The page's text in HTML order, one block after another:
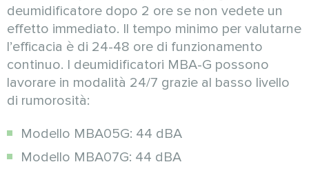
deumidificatore dopo 2 ore se non vedete un
effetto immediato. Il tempo minimo per valutarne
l’efficacia è di 24-48 ore di funzionamento
continuo. I deumidificatori MBA-G possono
lavorare in modalità 24/7 grazie al basso livello
di rumorosità:
Modello MBA05G: 44 dBA
Modello MBA07G: 44 dBA